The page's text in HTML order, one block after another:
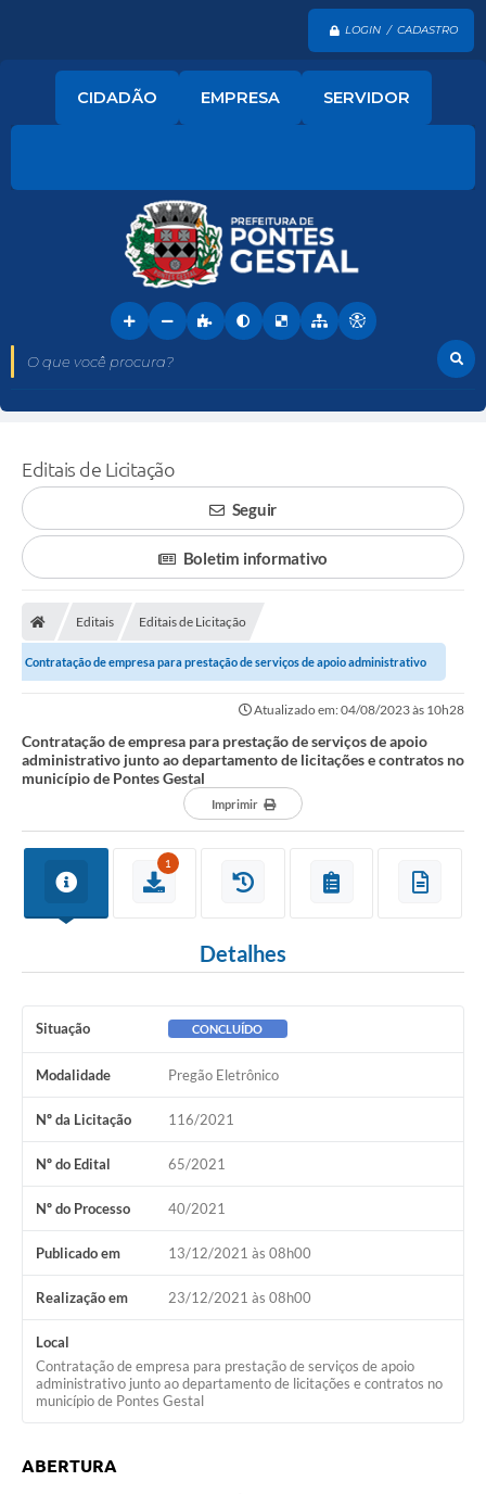
LOGIN / CADASTRO
O que você procura?
CIDADÃO EMPRESA SERVIDOR
Editais de Licitação
Seguir
Boletim informativo
Editais Editais de Licitação
Contratação de empresa para prestação de serviços de apoio administrativo
Atualizado em: 04/08/2023 às 10h28
Contratação de empresa para prestação de serviços de apoio
administrativo junto ao departamento de licitações e contratos no
município de Pontes Gestal
Imprimir
1
Detalhes
Situação CONCLUÍDO
Modalidade Pregão Eletrônico
Nº da Licitação 116/2021
Nº do Edital 65/2021
Nº do Processo 40/2021
Publicado em 13/12/2021 às 08h00
Realização em 23/12/2021 às 08h00
Local
Contratação de empresa para prestação de serviços de apoio
administrativo junto ao departamento de licitações e contratos no
município de Pontes Gestal
ABERTURA